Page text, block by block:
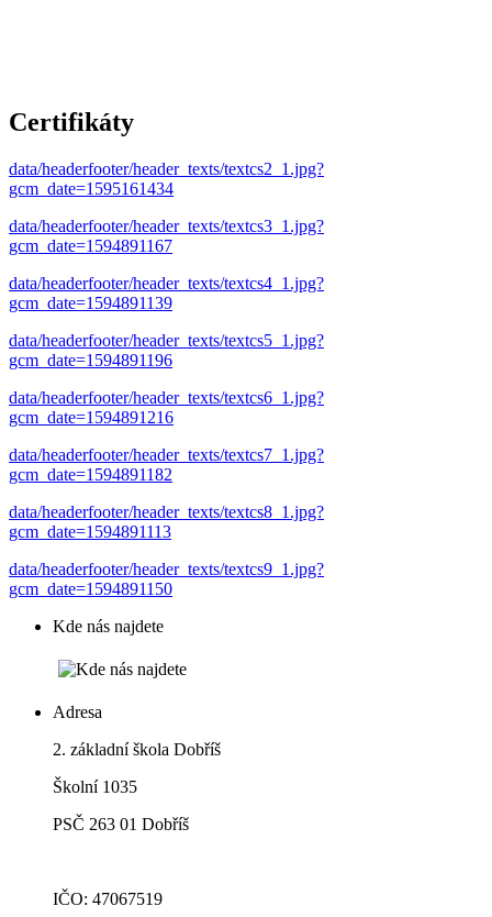
Certifikáty
data/headerfooter/header_texts/textcs2_1.jpg?
gcm_date=1595161434
data/headerfooter/header_texts/textcs3_1.jpg?
gcm_date=1594891167
data/headerfooter/header_texts/textcs4_1.jpg?
gcm_date=1594891139
data/headerfooter/header_texts/textcs5_1.jpg?
gcm_date=1594891196
data/headerfooter/header_texts/textcs6_1.jpg?
gcm_date=1594891216
data/headerfooter/header_texts/textcs7_1.jpg?
gcm_date=1594891182
data/headerfooter/header_texts/textcs8_1.jpg?
gcm_date=1594891113
data/headerfooter/header_texts/textcs9_1.jpg?
gcm_date=1594891150
Kde nás najdete
Adresa
2. základní škola Dobříš
Školní 1035
PSČ 263 01 Dobříš
IČO: 47067519